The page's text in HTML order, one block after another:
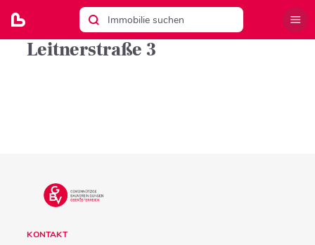
Leitnerstraße 3
KONTAKT